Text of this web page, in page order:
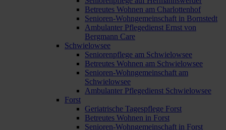
Betreutes Wohnen am Charlottenhof
Senioren-Wohngemeinschaft in Bornstedt
Ambulanter Pflegedienst Ernst von
Bergmann Care
Schwielowsee
Seniorenpflege am Schwielowsee
Betreutes Wohnen am Schwielowsee
Senioren-Wohngemeinschaft am
Schwielowsee
Ambulanter Pflegedienst Schwielowsee
Forst
Geriatrische Tagespflege Forst
Betreutes Wohnen in Forst
Senioren-Wohngemeinschaft in Forst